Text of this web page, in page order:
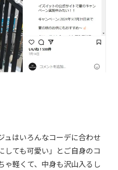
ュはいろんなコーデに合わせ
しても可愛い」とご自身のコ
ゃ軽くて、中身も沢山入るし